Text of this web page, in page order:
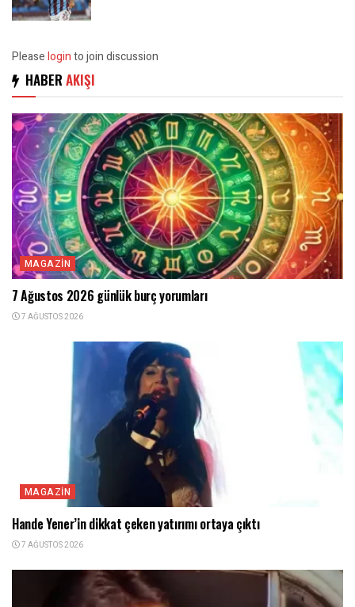
Pleaseloginto join discussion
HABER AKIŞI
MAGAZIN
7 Ağustos 2026 günlük burç yorumları
7 AĞUSTOS 2026
MAGAZIN
Hande Yener’in dikkat çeken yatırımı ortaya çıktı
7 AĞUSTOS 2026